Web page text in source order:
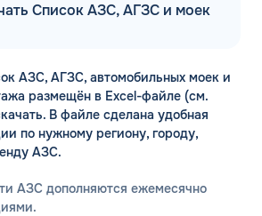
Список АЗС, АГЗС и моек
АЗС, АГЗС, автомобильных моек и
размещён в Excel-файле (см.
В файле сделана удобная
по нужному региону, городу,
АЗС.
АЗС дополняются ежемесячно